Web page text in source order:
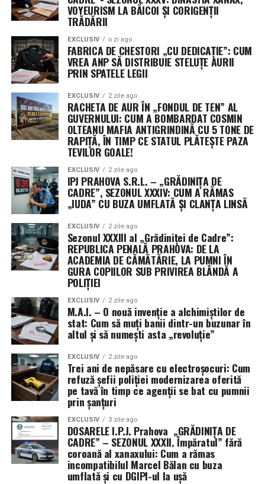
facilitând desfășurarea rapidă a unor rețele vaste de
senzori, esențiale pentru detectarea țintelor mobile în
timp real.
Misterul celui de-al treilea jucător: Securitatea
operațională ascunde identitatea unor contractori
cheie
Un aspect neobișnuit al acestui anunț este menținerea
sub anonimat a celui de-al treilea beneficiar al
contractului. Purtătorii de cuvânt ai comandamentului
au precizat că decizia este dictată strict de protocoalele
de securitate operațională (OPSEC), menite să protejeze
profilurile misiunilor sensibile și capacitățile specifice
dezvoltate.
Această practică a Pentagonului, de a ascunde detaliile
despre contractori și valorile exacte ale premiilor,
devine din ce în ce mai frecventă. Justificarea oficială
este nevoia de a preveni transferul de informații
strategice către puteri rivale precum China. Utilizarea
unor vehicule contractuale non-tradiționale permite
ocolirea cerințelor standard de raportare publică,
oferind armatei o mai mare libertate de mișcare, dar și
un grad sporit de discreție în cursa pentru supremație
tehnologică în spațiul cosmic.
VOYEURISM LA BĂICOI ȘI CORIGENȚII
TRĂDĂRII
EXCLUSIV o zi ago
FABRICA DE CHESTORI „CU DEDICAȚIE”: CUM
VREA ANP SĂ DISTRIBUIE STELUȚE AURII
PRIN SPATELE LEGII
EXCLUSIV 2 zile ago
RACHETA DE AUR ÎN „FONDUL DE TEN” AL
GUVERNULUI: CUM A BOMBARDAT COSMIN
OLTEANU MAFIA ANTIGRINDINĂ CU 5 TONE DE
RAPIȚĂ, ÎN TIMP CE STATUL PLĂTEȘTE PAZA
TEVILOR GOALE!
EXCLUSIV 2 zile ago
IPJ PRAHOVA S.R.L. – „GRĂDINIȚA DE
CADRE”, SEZONUL XXXIV: CUM A RĂMAS
„IUDA” CU BUZA UMFLATĂ ȘI CLANȚA LINSĂ
EXCLUSIV 2 zile ago
Sezonul XXXIII al „Grădiniței de Cadre”:
REPUBLICA PENALĂ PRAHOVA: DE LA
ACADEMIA DE CĂMĂTĂRIE, LA PUMNI ÎN
GURA COPIILOR SUB PRIVIREA BLÂNDĂ A
POLIȚIEI
EXCLUSIV 2 zile ago
M.A.I. – O nouă invenție a alchimiștilor de
stat: Cum să muți banii dintr-un buzunar în
altul și să numești asta „revoluție”
EXCLUSIV 2 zile ago
Trei ani de nepăsare cu electroșocuri: Cum
refuză șefii poliției modernizarea oferită
pe tavă în timp ce agenții se bat cu pumnii
prin șanțuri
EXCLUSIV 3 zile ago
DOSARELE I.P.J. Prahova „GRĂDINIȚA DE
CADRE” – SEZONUL XXXII. Împăratul” fără
coroană al xanaxului: Cum a rămas
incompatibilul Marcel Bălan cu buza
umflată și cu DGIPI-ul la ușă